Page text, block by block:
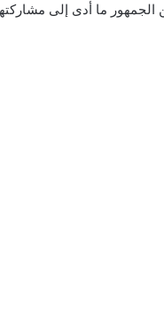
ما أدى إلى